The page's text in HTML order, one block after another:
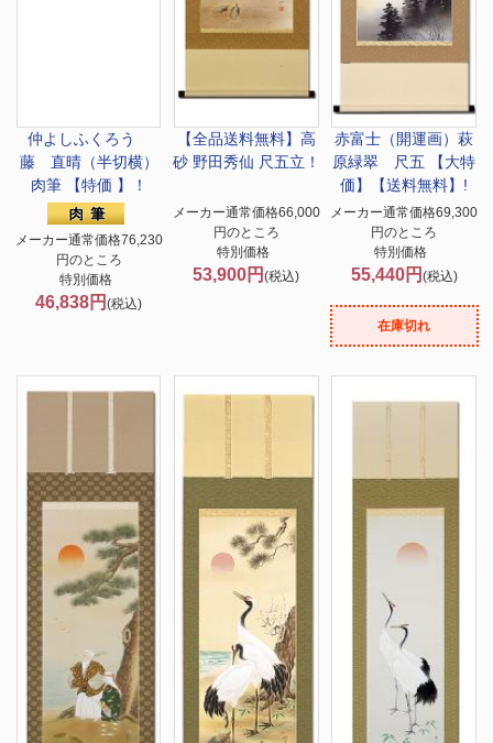
仲よしふくろう
藤 直晴（半切横）
肉筆 【特価 】！
メーカー通常価格76,230
円のところ
特別価格
46,838円(税込)
【全品送料無料】 高
砂 野田秀仙 尺五立！
メーカー通常価格66,000
円のところ
特別価格
53,900円(税込)
赤富士（開運画）萩
原緑翠 尺五 【大特
価】【送料無料】!
メーカー通常価格69,300
円のところ
特別価格
55,440円 (税込)
在庫切れ